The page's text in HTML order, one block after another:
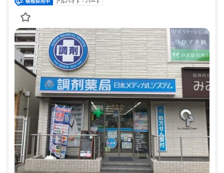
アルバイト・パート